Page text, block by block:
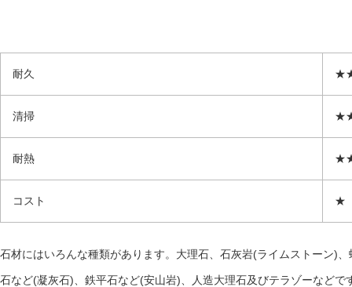
耐久
清掃
耐熱
コスト ★
石材にはいろんな種類があります。大理石、石灰岩(ライムストーン)
石など(凝灰石) 、鉄平石など(安山岩) 、人造大理石及びテラゾーなど